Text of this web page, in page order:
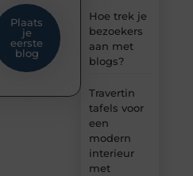
Hoe trek je
bezoekers
aan met
blogs?
Travertin
tafels voor
een
modern
interieur
met
Plaats
je
eerste
blog